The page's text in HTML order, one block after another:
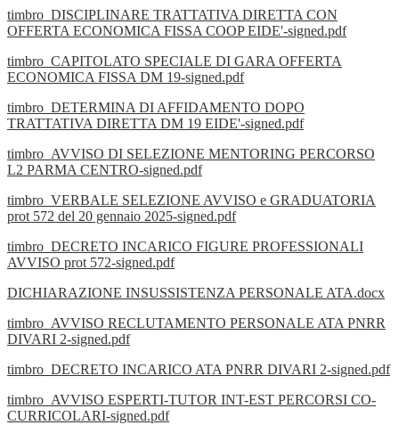
timbro_DISCIPLINARE TRATTATIVA DIRETTA CON
OFFERTA ECONOMICA FISSA COOP EIDE'-signed.pdf
timbro_CAPITOLATO SPECIALE DI GARA OFFERTA
ECONOMICA FISSA DM 19-signed.pdf
timbro_DETERMINA DI AFFIDAMENTO DOPO
TRATTATIVA DIRETTA DM 19 EIDE'-signed.pdf
timbro_AVVISO DI SELEZIONE MENTORING PERCORSO
L2 PARMA CENTRO-signed.pdf
timbro_VERBALE SELEZIONE AVVISO e GRADUATORIA
prot 572 del 20 gennaio 2025-signed.pdf
timbro_DECRETO INCARICO FIGURE PROFESSIONALI
AVVISO prot 572-signed.pdf
DICHIARAZIONE INSUSSISTENZA PERSONALE ATA.docx
timbro_AVVISO RECLUTAMENTO PERSONALE ATA PNRR
DIVARI 2-signed.pdf
timbro_DECRETO INCARICO ATA PNRR DIVARI 2-signed.pdf
timbro_AVVISO ESPERTI-TUTOR INT-EST PERCORSI CO-
CURRICOLARI-signed.pdf